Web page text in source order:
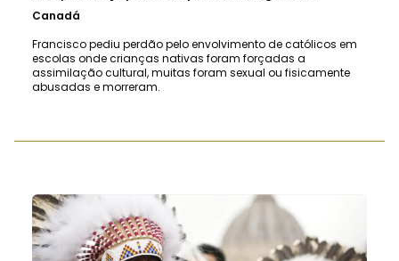
Canadá
Francisco pediu perdão pelo envolvimento de católicos em
escolas onde crianças nativas foram forçadas a
assimilação cultural, muitas foram sexual ou fisicamente
abusadas e morreram.